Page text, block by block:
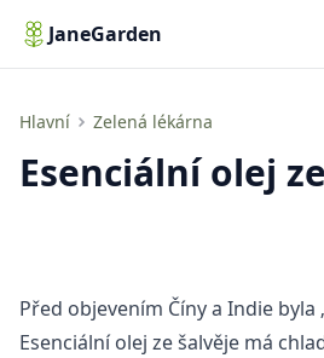
JaneGarden
Hlavní Zelená lékárna
Esenciální olej ze šalvěje
Esenciální olej
Před objevením Číny a Indie byla
Esenciální olej ze šalvěje má